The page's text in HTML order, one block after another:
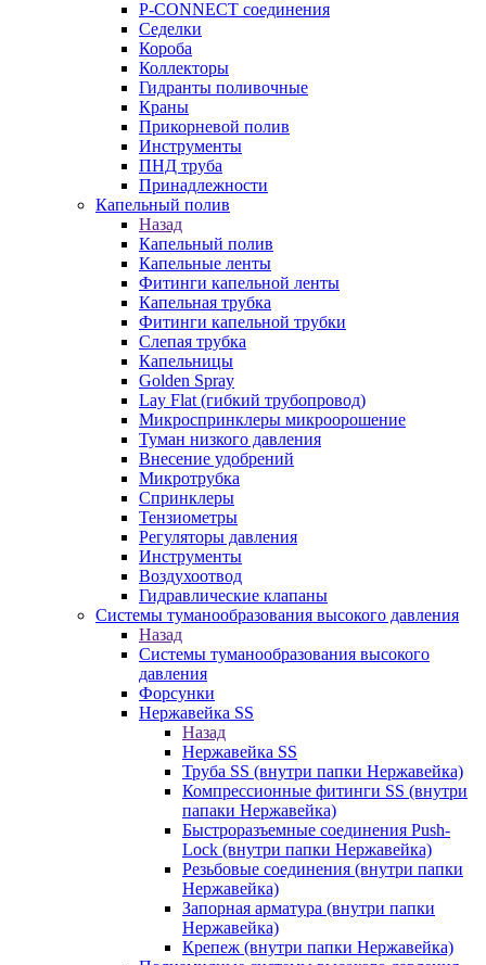
P-CONNECT соединения
Седелки
Короба
Коллекторы
Гидранты поливочные
Краны
Прикорневой полив
Инструменты
ПНД труба
Принадлежности
Капельный полив
Назад
Капельный полив
Капельные ленты
Фитинги капельной ленты
Капельная трубка
Фитинги капельной трубки
Слепая трубка
Капельницы
Golden Spray
Lay Flat (гибкий трубопровод)
Микроспринклеры микроорошение
Туман низкого давления
Внесение удобрений
Микротрубка
Спринклеры
Тензиометры
Регуляторы давления
Инструменты
Воздухоотвод
Гидравлические клапаны
Системы туманообразования высокого давления
Назад
Системы туманообразования высокого
давления
Форсунки
Нержавейка SS
Назад
Нержавейка SS
Труба SS (внутри папки Нержавейка)
Компрессионные фитинги SS (внутри
папаки Нержавейка)
Быстроразъемные соединения Push-
Lock (внутри папки Нержавейка)
Резьбовые соединения (внутри папки
Нержавейка)
Запорная арматура (внутри папки
Нержавейка)
Крепеж (внутри папки Нержавейка)